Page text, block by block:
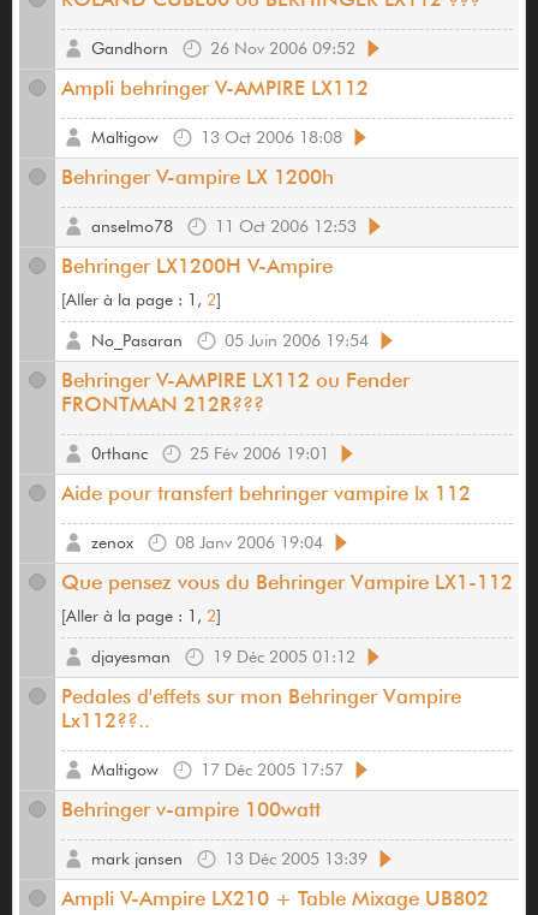
26 Nov 2006 09:52
Gandhorn
Ampli behringer V-AMPIRE LX112
13 Oct 2006 18:08
Maltigow
Behringer V-ampire LX 1200h
11 Oct 2006 12:53
anselmo78
Behringer LX1200H V-Ampire
[Aller à la page : 1, 2]
05 Juin 2006 19:54
No_Pasaran
Behringer V-AMPIRE LX112 ou Fender
FRONTMAN 212R???
25 Fév 2006 19:01
0rthanc
Aide pour transfert behringer vampire lx 112
08 Janv 2006 19:04
zenox
Que pensez vous du Behringer Vampire LX1-112
[Aller à la page : 1, 2]
19 Déc 2005 01:12
djayesman
Pedales d'effets sur mon Behringer Vampire
Lx112??..
17 Déc 2005 17:57
Maltigow
Behringer v-ampire 100watt
13 Déc 2005 13:39
mark jansen
Ampli V-Ampire LX210 + Table Mixage UB802